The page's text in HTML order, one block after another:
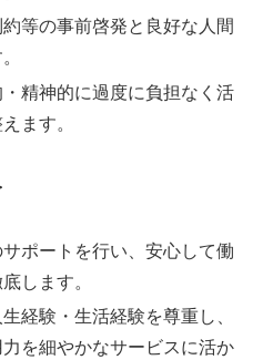
等の事前啓発と良好な人間
精神的に過度に負担なく活
ます。
ポートを行い、安心して働
します。
経験・生活経験を尊重し、
を細やかなサービスに活か